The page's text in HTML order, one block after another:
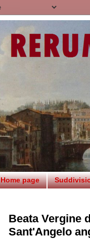
Home page
Beata Vergine
Sant'Angelo